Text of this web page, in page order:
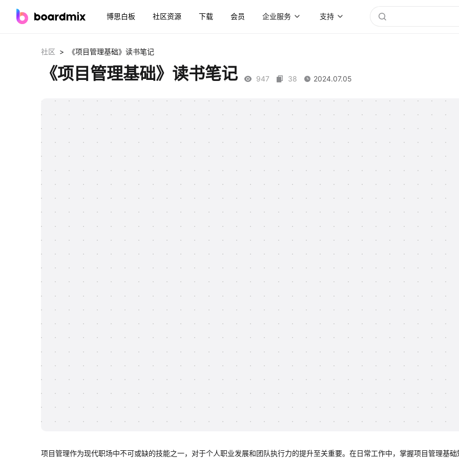
博思白板 社区资源 下载 会员 企业服务 支持
社区 > 《项目管理基础》读书笔记
《项目管理基础》读书笔记 947 38 2024.07.05
项目管理作为现代职场中不可或缺的技能之一，对于个人职业发展和团队执行力的提升至关重要。在日常工作中，掌握项目管理基础